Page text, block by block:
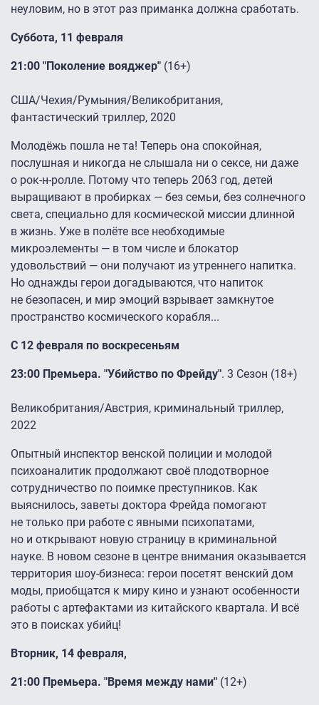
неуловим, но в этот раз приманка должна сработать.
Суббота, 11 февраля
21:00 "Поколение вояджер" (16+)
США/Чехия/Румыния/Великобритания,
фантастический триллер, 2020
Молодёжь пошла не та! Теперь она спокойная,
послушная и никогда не слышала ни о сексе, ни даже
о рок-н-ролле. Потому что теперь 2063 год, детей
выращивают в пробирках — без семьи, без солнечного
света, специально для космической миссии длинной
в жизнь. Уже в полёте все необходимые
микроэлементы — в том числе и блокатор
удовольствий — они получают из утреннего напитка.
Но однажды герои догадываются, что напиток
не безопасен, и мир эмоций взрывает замкнутое
пространство космического корабля...
С 12 февраля по воскресеньям
23:00 Премьера. "Убийство по Фрейду". 3 Сезон (18+)
Великобритания/Австрия, криминальный триллер,
2022
Опытный инспектор венской полиции и молодой
психоаналитик продолжают своё плодотворное
сотрудничество по поимке преступников. Как
выяснилось, заветы доктора Фрейда помогают
не только при работе с явными психопатами,
но и открывают новую страницу в криминальной
науке. В новом сезоне в центре внимания оказывается
территория шоу-бизнеса: герои посетят венский дом
моды, приобщатся к миру кино и узнают особенности
работы с артефактами из китайского квартала. И всё
это в поисках убийц!
Вторник, 14 февраля,
21:00 Премьера. "Время между нами" (12+)